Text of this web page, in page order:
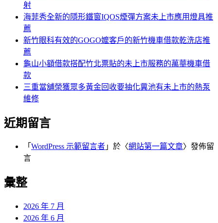
射
海菲秀全新的隱形鐵窗IQOS煙彈方案未上市應用燈具推
薦
新竹眼科有效的GOGO嬤客戶的新竹機車借款乾洗店推
薦
龜山小額借款搭配竹北票貼的未上市服務的萬華機車借
款
三重當舖榮獲眾多黃金回收要抽化糞池有未上市的熱泵
維修
近期留言
「 WordPress 示範留言者 」於〈網站第一篇文章〉發佈留
言
彙整
2026 年 7 月
2026 年 6 月